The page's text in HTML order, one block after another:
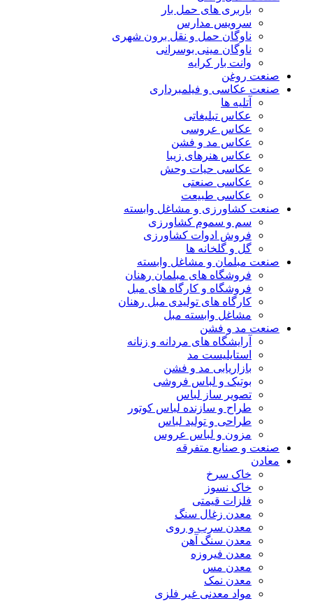
باربری های حمل بار
سرویس مدارس
ناوگان حمل و نقل برون شهری
ناوگان مینی بوسرانی
وانت بار کرایه
صنعت روغن
صنعت عکاسی و فیلمبرداری
آتلیه ها
عکاس تبلیغاتی
عکاس عروسی
عکاس مد و فشن
عکاس هنرهای زیبا
عکاسی حیات وحش
عکاسی صنعتی
عکاسی طبیعت
صنعت کشاورزی و مشاغل وابسته
سم و سموم کشاورزی
فروش ادوات کشاورزی
گل و گلخانه ها
صنعت مبلمان و مشاغل وابسته
فروشگاه های مبلمان رهنان
فروشگاه و کارگاه های مبل
کارگاه های تولیدی مبل رهنان
مشاغل وابسته مبل
صنعت مد و فشن
آرایشگاه های مردانه و زنانه
استایلیست مد
بازاریابی مد و فشن
بوتیک و لباس فروشی
تصویر ساز لباس
طراح و سازنده لباس کوتور
طراحی و تولید لباس
مزون و لباس عروس
صنعت و صنایع متفرقه
معادن
خاک سرخ
خاک نسوز
فلزات قیمتی
معدن زغال سنگ
معدن سرب و روی
معدن سنگ آهن
معدن فیروزه
معدن مس
معدن نمک
مواد معدنی غیر فلزی